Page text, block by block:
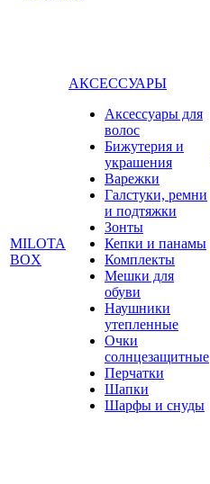
MILOTA
BOX
АКСЕССУАРЫ
Аксессуары для
волос
Бижутерия и
украшения
Варежки
Галстуки, ремни
и подтяжки
Зонты
Кепки и панамы
Комплекты
Мешки для
обуви
Наушники
утепленные
Очки
солнцезащитные
Перчатки
Шапки
Шарфы и снуды